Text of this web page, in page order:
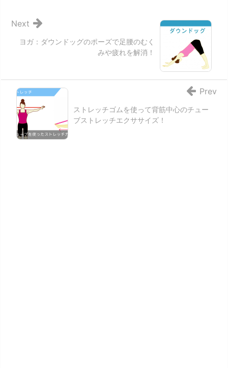
ヨガ：ダウンドッグのポーズで足腰のむく
みや疲れを解消！
Next
ストレッチゴムを使って背筋中心のチュー
ブストレッチエクササイズ！
Prev